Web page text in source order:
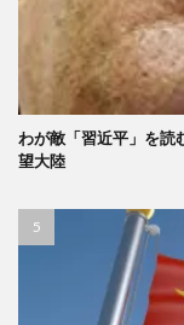
わが敵「習近平」を
望大陸